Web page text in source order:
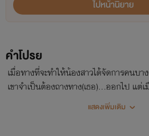
ไปหน้านิยาย
คำโปรย
เมื่อทางที่จะทำให้น้องสาวได้จัดการคนบา
เขาจำเป็นต้องถางทาง(เธอ)...ออกไป แ
แสดงเพิ่มเติม